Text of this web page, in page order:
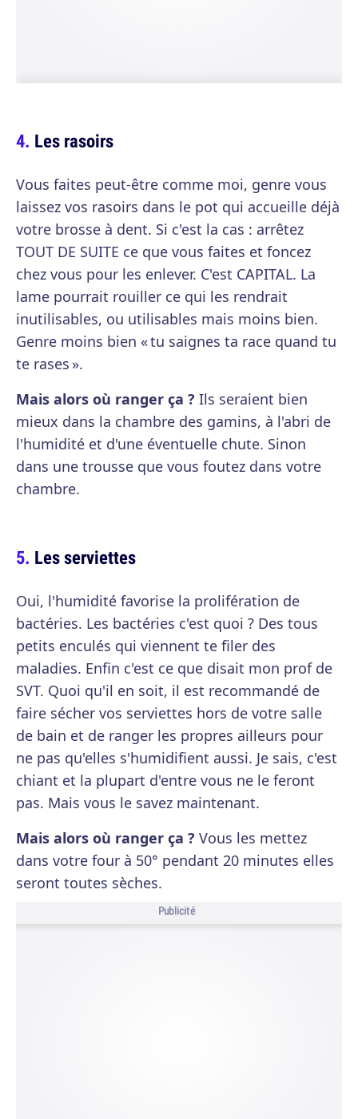
Les rasoirs
Vous faites peut-être comme moi, genre vous
laissez vos rasoirs dans le pot qui accueille déjà
votre brosse à dent. Si c'est la cas : arrêtez
TOUT DE SUITE ce que vous faites et foncez
chez vous pour les enlever. C'est CAPITAL. La
lame pourrait rouiller ce qui les rendrait
inutilisables, ou utilisables mais moins bien.
Genre moins bien « tu saignes ta race quand tu
te rases ».
Mais alors où ranger ça ? Ils seraient bien
mieux dans la chambre des gamins, à l'abri de
l'humidité et d'une éventuelle chute. Sinon
dans une trousse que vous foutez dans votre
chambre.
Les serviettes
Oui, l'humidité favorise la prolifération de
bactéries. Les bactéries c'est quoi ? Des tous
petits enculés qui viennent te filer des
maladies. Enfin c'est ce que disait mon prof de
SVT. Quoi qu'il en soit, il est recommandé de
faire sécher vos serviettes hors de votre salle
de bain et de ranger les propres ailleurs pour
ne pas qu'elles s'humidifient aussi. Je sais, c'est
chiant et la plupart d'entre vous ne le feront
pas. Mais vous le savez maintenant.
Mais alors où ranger ça ? Vous les mettez
dans votre four à 50° pendant 20 minutes elles
seront toutes sèches.
Publicité